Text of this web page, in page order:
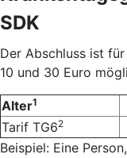
SDK
Der Abschluss ist
10 und 30 Euro
Alter1
Tarif TG62
Beispiel: Eine